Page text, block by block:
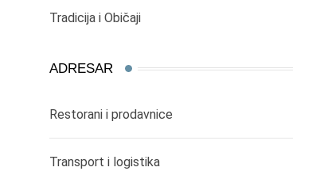
Tradicija i Običaji
ADRESAR
Restorani i prodavnice
Transport i logistika